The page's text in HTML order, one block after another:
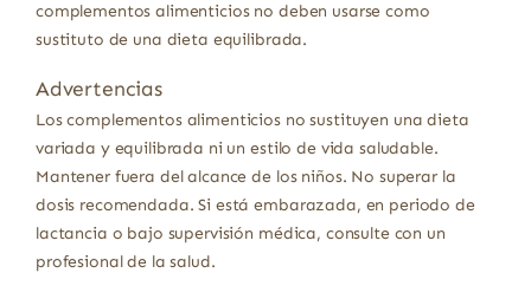
complementos alimenticios no deben usarse como
sustituto de una dieta equilibrada.
Advertencias
Los complementos alimenticios no sustituyen una dieta
variada y equilibrada ni un estilo de vida saludable.
Mantener fuera del alcance de los niños. No superar la
dosis recomendada. Si está embarazada, en periodo de
lactancia o bajo supervisión médica, consulte con un
profesional de la salud.